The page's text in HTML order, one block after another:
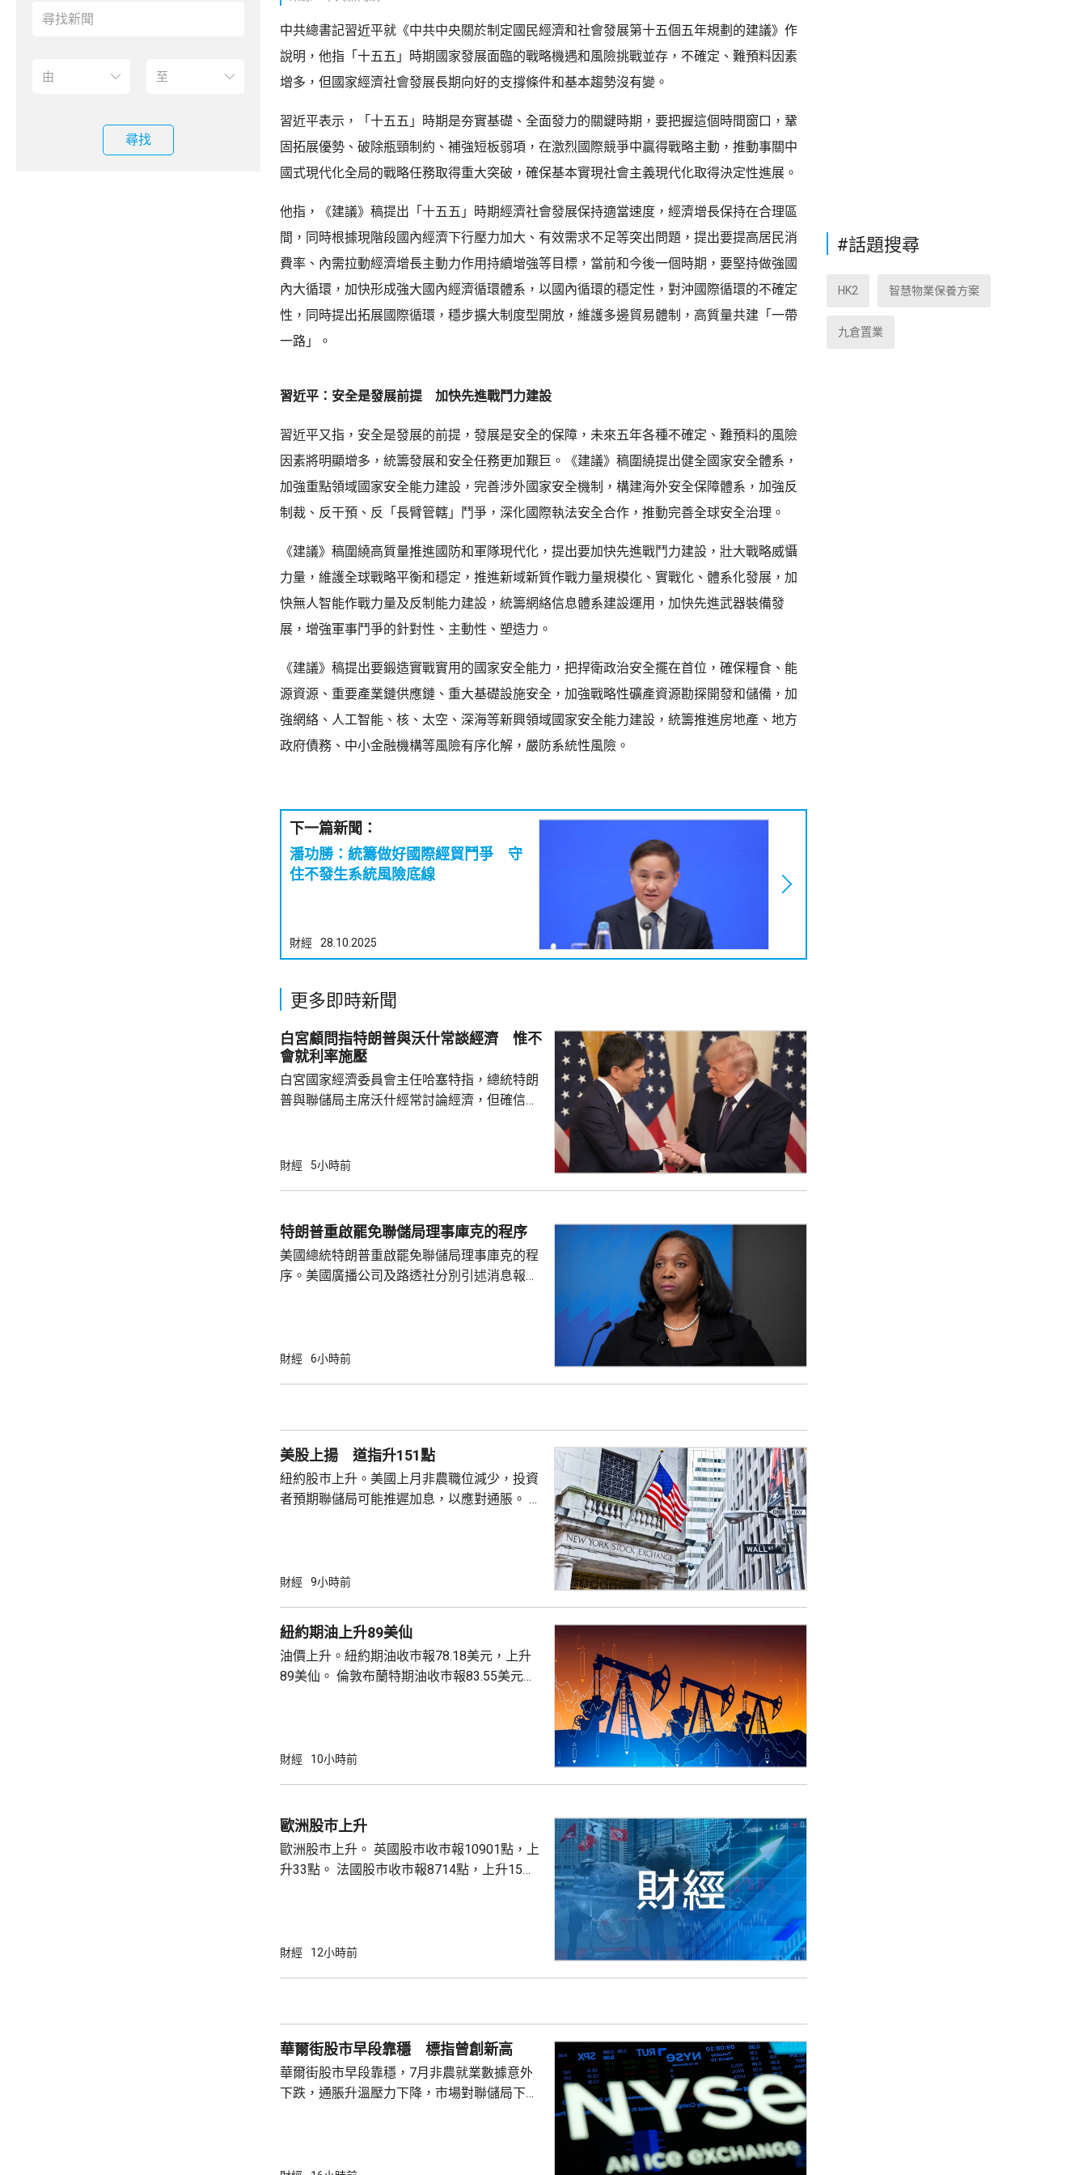
尋找
中共總書記習近平就《中共中央關於制定國民經濟和社會發展第十五個五年規劃的建議》作
說明，他指「十五五」時期國家發展面臨的戰略機遇和風險挑戰並存，不確定、難預料因素
增多，但國家經濟社會發展長期向好的支撐條件和基本趨勢沒有變。
習近平表示，「十五五」時期是夯實基礎、全面發力的關鍵時期，要把握這個時間窗口，鞏
固拓展優勢、破除瓶頸制約、補強短板弱項，在激烈國際競爭中贏得戰略主動，推動事關中
國式現代化全局的戰略任務取得重大突破，確保基本實現社會主義現代化取得決定性進展。
他指，《建議》稿提出「十五五」時期經濟社會發展保持適當速度，經濟增長保持在合理區
間，同時根據現階段國內經濟下行壓力加大、有效需求不足等突出問題，提出要提高居民消
費率、內需拉動經濟增長主動力作用持續增強等目標，當前和今後一個時期，要堅持做強國
內大循環，加快形成強大國內經濟循環體系，以國內循環的穩定性，對沖國際循環的不確定
性，同時提出拓展國際循環，穩步擴大制度型開放，維護多邊貿易體制，高質量共建「一帶
一路」。
習近平：安全是發展前提 加快先進戰鬥力建設
習近平又指，安全是發展的前提，發展是安全的保障，未來五年各種不確定、難預料的風險
因素將明顯增多，統籌發展和安全任務更加艱巨。《建議》稿圍繞提出健全國家安全體系，
加強重點領域國家安全能力建設，完善涉外國家安全機制，構建海外安全保障體系，加強反
制裁、反干預、反「長臂管轄」鬥爭，深化國際執法安全合作，推動完善全球安全治理。
《建議》稿圍繞高質量推進國防和軍隊現代化，提出要加快先進戰鬥力建設，壯大戰略威懾
力量，維護全球戰略平衡和穩定，推進新域新質作戰力量規模化、實戰化、體系化發展，加
快無人智能作戰力量及反制能力建設，統籌網絡信息體系建設運用，加快先進武器裝備發
展，增強軍事鬥爭的針對性、主動性、塑造力。
《建議》稿提出要鍛造實戰實用的國家安全能力，把捍衛政治安全擺在首位，確保糧食、能
源資源、重要產業鏈供應鏈、重大基礎設施安全，加強戰略性礦產資源勘探開發和儲備，加
強網絡、人工智能、核、太空、深海等新興領域國家安全能力建設，統籌推進房地產、地方
政府債務、中小金融機構等風險有序化解，嚴防系統性風險。
下一篇新聞：
潘功勝：統籌做好國際經貿鬥爭 守
住不發生系統風險底線
財經 28.10.2025
更多即時新聞
白宮顧問指特朗普與沃什常談經濟 惟不
會就利率施壓
白宮國家經濟委員會主任哈塞特指，總統特朗
普與聯儲局主席沃什經常討論經濟，但確信特
什和特朗普長期以來關係非常密切，一直會討
見，令外界質疑特朗普可能試圖影響聯儲局決
策。不過日程顯示，沃什6月沒與特朗普通話
或會談，只是與財長貝森特進行三次早餐
會，...
財經 5小時前
特朗普重啟罷免聯儲局理事庫克的程序
美國總統特朗普重啟罷免聯儲局理事庫克的程
序。美國廣播公司及路透社分別引述消息報
事的誠信產生質疑，因此特朗普正考慮撒銷她
財經 6小時前
美股上揚 道指升151點
紐約股巿上升。美國上月非農職位減少，投資
者預期聯儲局可能推遲加息，以應對通脹。 道
上升47點。 總計整個星期，納指上升5.2%。
財經 9小時前
紐約期油上升89美仙
油價上升。紐約期油收巿報78.18美元，上升
89美仙。 倫敦布蘭特期油收巿報83.55美元，
財經 10小時前
歐洲股巿上升
歐洲股巿上升。 英國股巿收巿報10901點，上
升33點。 法國股巿收巿報8714點，上升15
財經 12小時前
華爾街股市早段靠穩 標指曾創新高
華爾街股市早段靠穩，7月非農就業數據意外
下跌，通脹升溫壓力下降，市場對聯儲局下月
#話題搜尋
HK2 智慧物業保養方案
九倉置業